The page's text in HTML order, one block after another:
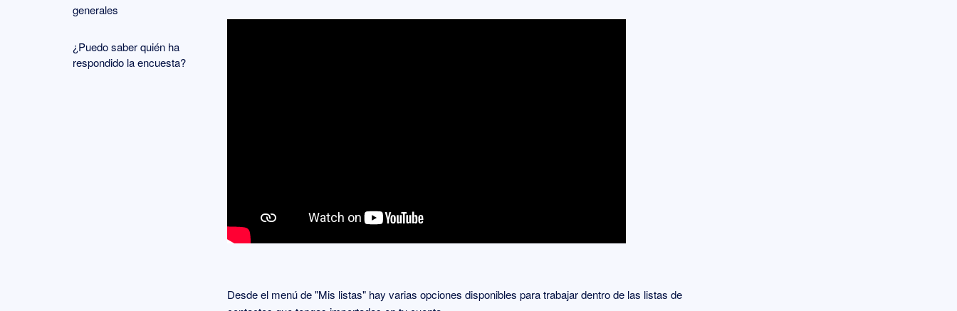
generales
¿Puedo saber quién ha
respondido la encuesta?
Desde el menú de "Mis listas" hay varias opciones disponibles para trabajar dentro de las listas de